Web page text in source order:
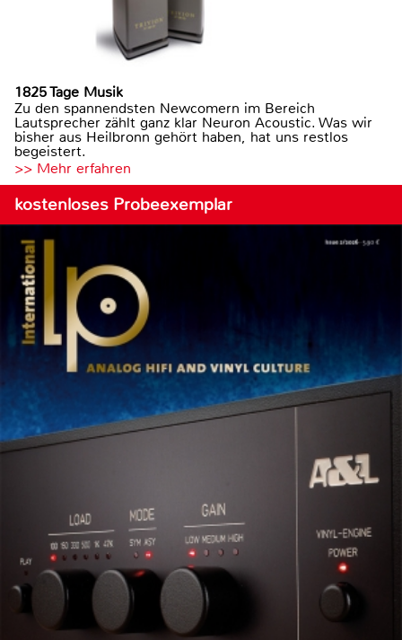
1825 Tage Musik
Zu den spannendsten Newcomern im Bereich
Lautsprecher zählt ganz klar Neuron Acoustic. Was wir
bisher aus Heilbronn gehört haben, hat uns restlos
begeistert.
>> Mehr erfahren
kostenloses Probeexemplar